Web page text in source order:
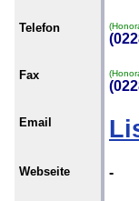
Telefon
Fax
Email
Webseite -